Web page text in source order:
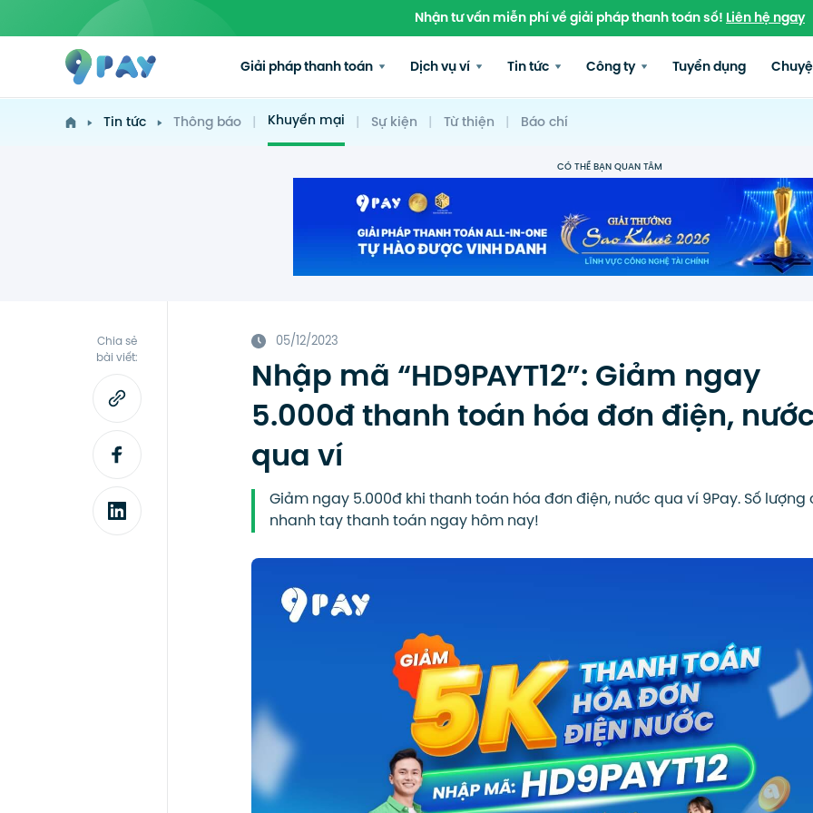
Nhận tư vấn miễn phí về giải pháp thanh toán số!Liên hệ ngay
Giải pháp thanh toán Dịch vụ ví Tin tức Công ty Tuyển dụng
Tin tức Thông báo | Khuyến mại | Sự kiện | Từ thiện | Báo chí
CÓ THỂ BẠN QUAN TÂM
Chia sẻ
bài viết:
05/12/2023
Nhập mã “HD9PAYT12”: Giảm ngay
5.000đ thanh toán hóa đơn điện, nước
qua ví
Giảm ngay 5.000đ khi thanh toán hóa đơn điện, nước qua ví 9Pay. Số lượng
nhanh tay thanh toán ngay hôm nay!